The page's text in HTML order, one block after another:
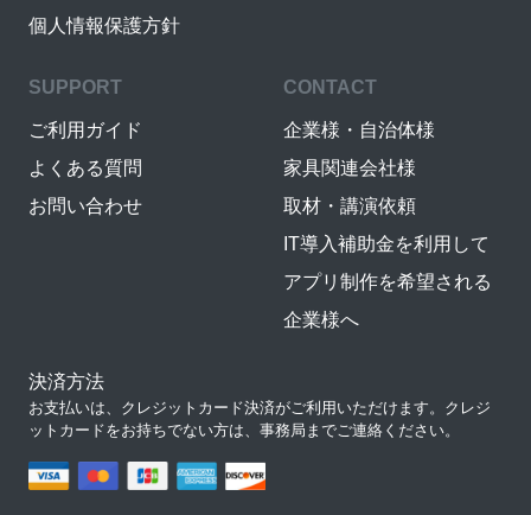
個人情報保護方針
SUPPORT
ご利用ガイド
よくある質問
お問い合わせ
CONTACT
企業様・自治体様
家具関連会社様
取材・講演依頼
IT導入補助金を利用して
アプリ制作を希望される
企業様へ
決済方法
お支払いは、クレジットカード決済がご利用いただけます。クレジ
ットカードをお持ちでない方は、事務局までご連絡ください。